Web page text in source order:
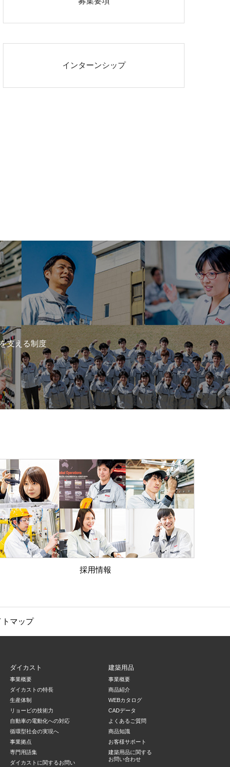
インターンシップ
支える制度
採用情報
トマップ
ダイカスト
事業概要
ダイカストの特長
生産体制
リョービの技術力
自動車の電動化への対応
循環型社会の実現へ
事業拠点
専門用語集
ダイカストに関するお問い
建築用品
事業概要
商品紹介
WEBカタログ
CADデータ
よくあるご質問
商品知識
お客様サポート
建築用品に関する
お問い合わせ